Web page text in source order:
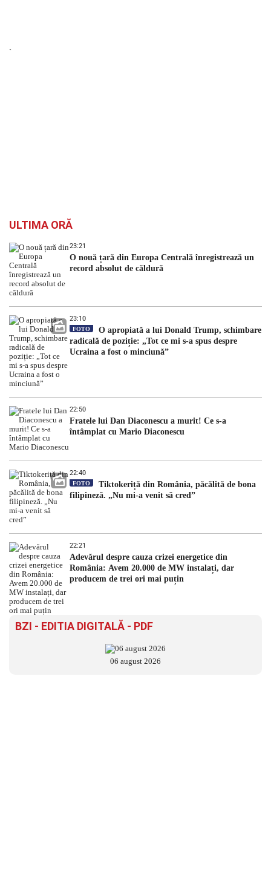
`
ULTIMA ORĂ
23:21
O nouă țară din Europa Centrală înregistrează un
record absolut de căldură
23:10
FOTO
O apropiată a lui Donald Trump, schimbare
radicală de poziție: „Tot ce mi s-a spus despre
Ucraina a fost o minciună”
22:50
Fratele lui Dan Diaconescu a murit! Ce s-a
întâmplat cu Mario Diaconescu
22:40
FOTO
Tiktokeriță din România, păcălită de bona
filipineză. „Nu mi-a venit să cred”
22:21
Adevărul despre cauza crizei energetice din
România: Avem 20.000 de MW instalați, dar
producem de trei ori mai puțin
BZI - EDITIA DIGITALĂ - PDF
06 august 2026